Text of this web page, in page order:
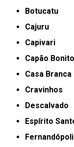
Botucatu
Cajuru
Capivari
Capão Bonito
Casa Branca
Cravinhos
Descalvado
Espírito